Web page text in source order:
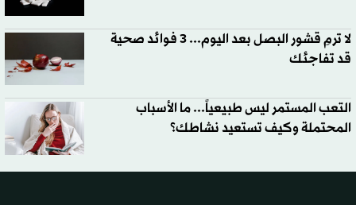
لا ترمِ قشور البصل بعد اليوم... 3 فوائد صحية
قد تفاجئك
التعب المستمر ليس طبيعياً... ما الأسباب
المحتملة وكيف تستعيد نشاطك؟